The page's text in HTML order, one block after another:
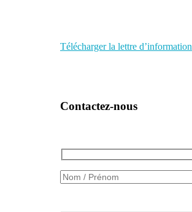
Télécharger la lettre d’information
Contactez-nous